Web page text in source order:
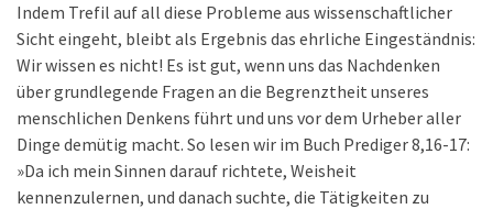
Indem Trefil auf all diese Probleme aus wissenschaftlicher
Sicht eingeht, bleibt als Ergebnis das ehrliche Eingeständnis:
Wir wissen es nicht! Es ist gut, wenn uns das Nachdenken
über grundlegende Fragen an die Begrenztheit unseres
menschlichen Denkens führt und uns vor dem Urheber aller
Dinge demütig macht. So lesen wir im Buch Prediger 8,16-17:
»Da ich mein Sinnen darauf richtete, Weisheit
kennenzulernen, und danach suchte, die Tätigkeiten zu